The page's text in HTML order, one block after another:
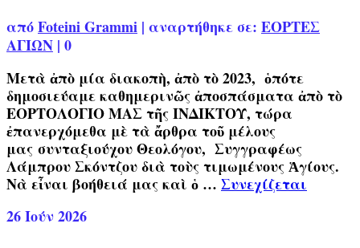
απόFoteini Grammi | αναρτήθηκε σε: ΕΟΡΤΕΣ
ΑΓΙΩΝ | 0
Μετὰ ἀπὸ μία διακοπὴ, ἀπὸ τὸ 2023, ὁπότε
δημοσιεύαμε καθημερινῶς ἀποσπάσματα ἀπὸ τὸ
ΕΟΡΤΟΛΟΓΙΟ ΜΑΣ τῆς ΙΝΔΙΚΤΟΥ, τώρα
ἐπανερχόμεθα μὲ τὰ ἄρθρα τοῦ μέλους
μας συνταξιούχου Θεολόγου, Συγγραφέως
Λάμπρου Σκόντζου διὰ τοὺς τιμωμένους Ἁγίους.
Νὰ εἶναι βοήθειά μας καὶ ὁ … Συνεχίζεται
26Ιούν 2026